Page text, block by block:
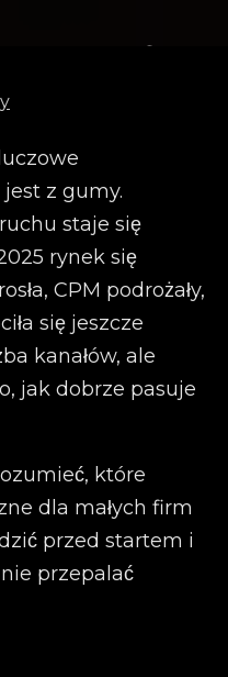
z gumy.
staje się
rynek się
CPM podrożały,
się jeszcze
kanałów, ale
jak dobrze pasuje
które
dla małych firm
przed startem i
przepalać